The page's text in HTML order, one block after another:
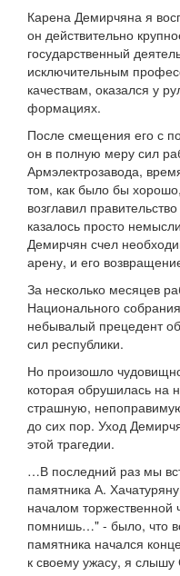
Карена Демирчяна я
он действительно
государственный
исключительным
качествам, оказался у
формациях.
После смещения его с
он в полную меру сил
Армэлектрозавода,
том, как было бы
возглавил
казалось просто
Демирчян счел
арену, и его
За несколько месяцев
Национального
небывалый прецедент
сил республики.
Но произошло
которая обрушилась на
страшную,
до сих пор. Уход
этой трагедии.
…В последний раз мы
памятника А.
началом
помнишь…" - было, что
памятника начался
к своему ужасу, я